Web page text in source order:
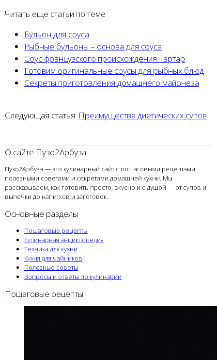
Читать еще статьи по теме
Бульон для соуса
Рыбные бульоны – основа для соуса
Соус французского происхождения Тартар
Готовим оригинальные соусы для рыбных блюд
Секреты приготовления домашнего майонеза
Следующая статья: Преимущества диетических супов
О сайте Пузо2Арбуза
Пузо2Арбуза — это кулинарный сайт с пошаговыми рецептами,
полезными советами и секретами домашней кухни. Мы
рассказываем, как готовить просто, вкусно и с душой — от супов и
выпечки до напитков и заготовок.
Основные разделы
Пошаговые рецепты
Кулинарная энциклопедия
Техника для кухни
Кухня для чайников
Полезные советы
Вопросы и ответы по кулинарии
Пошаговые рецепты